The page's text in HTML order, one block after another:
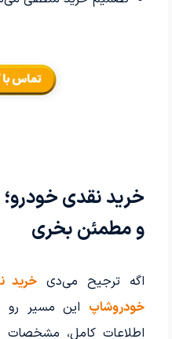
خرید نقدی
و مطمئن بخری
اگه ترجیح می‌دی خرید
خودروشاپ این مسیر رو
اطلاعات کامل،